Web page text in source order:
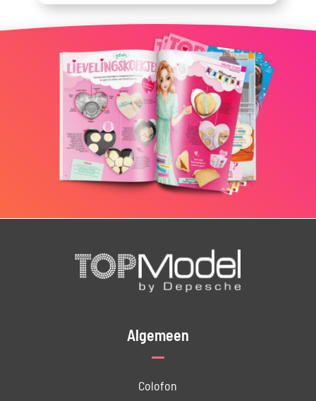
Algemeen
Colofon